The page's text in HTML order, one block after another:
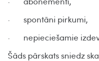
· spontāni pirkumi,
· nepieciešamie
Šāds pārskats sniedz